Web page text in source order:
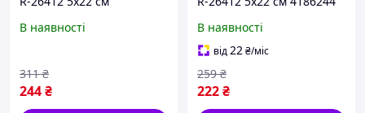
В наявності
244₴
311 ₴
В наявності
від22₴/міс
222₴
259 ₴